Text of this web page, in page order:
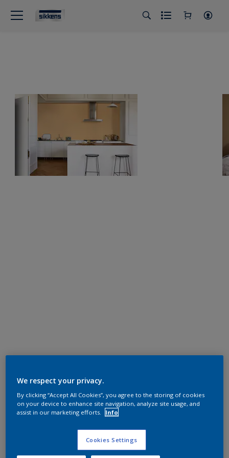
We respect your privacy.
By clicking “Accept All Cookies”, you agree to the storing of cookies
on your device to enhance site navigation, analyze site usage, and
assist in our marketing efforts.
Info
Cookies Settings